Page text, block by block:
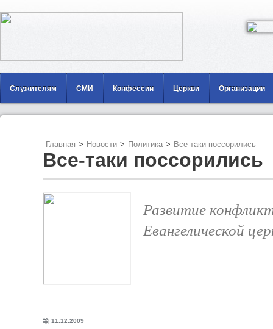
Служителям СМИ Конфессии Церкви Организации
Главная > Новости > Политика > Все-таки поссорились
Все-таки поссорились
Развитие
Евангелической
11.12.2009